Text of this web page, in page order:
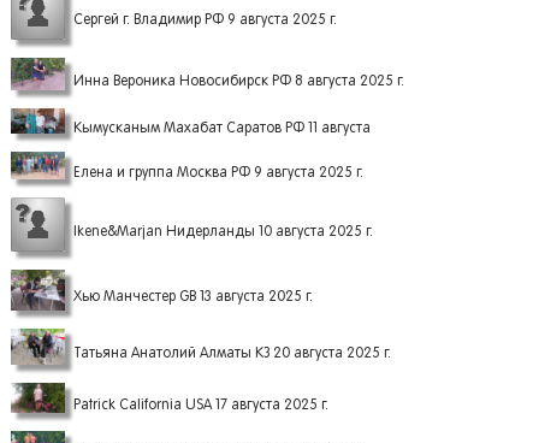
Сергей г. Владимир РФ 9 августа 2025 г.
Инна Вероника Новосибирск РФ 8 августа 2025 г.
Кымусканым Махабат Саратов РФ 11 августа
Елена и группа Москва РФ 9 августа 2025 г.
Ikene&Marjan Нидерланды 10 августа 2025 г.
Хью Манчестер GB 13 августа 2025 г.
Татьяна Анатолий Алматы КЗ 20 августа 2025 г.
Patrick California USA 17 августа 2025 г.